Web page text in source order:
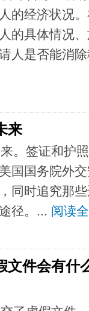
的经济状况
的具体情况
人是否能消
来
。签证和护
国国务院外
同时追究那
径。​​​... 阅读
文件会有什